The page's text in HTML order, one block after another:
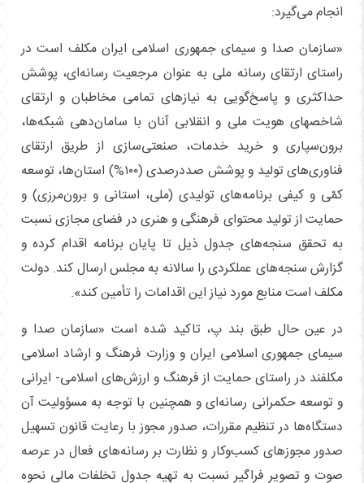
انجام می‌گیرد:
«سازمان صدا و سیمای جمهوری اسلامی ایران مکلف است در
راستای ارتقای رسانه ملی به عنوان مرجعیت رسانه‌ای، پوشش
حداکثری و پاسخ‌گویی به نیازهای تمامی مخاطبان و ارتقای
شاخصهای هویت ملی و انقلابی آنان با سامان‌دهی شبکه‌ها،
برون‌سپاری و خرید خدمات، صنعتی‌سازی از طریق ارتقای
فناوری‌های تولید و پوشش صددرصدی (۱۰۰%) استان‌ها، توسعه
کمّی و کیفی برنامه‌های تولیدی (ملی، استانی و برون‌مرزی) و
حمایت از تولید محتوای فرهنگی و هنری در فضای مجازی نسبت
به تحقق سنجه‌های جدول ذیل تا پایان برنامه اقدام کرده و
گزارش سنجه‌های عملکردی را سالانه به مجلس ارسال کند. دولت
مکلف است منابع مورد نیاز این اقدامات را تأمین کند».
در عین حال طبق بند پ، تاکید شده است «سازمان صدا و
سیمای جمهوری اسلامی ایران و وزارت فرهنگ و ارشاد اسلامی
مکلفند در راستای حمایت از فرهنگ و ارزش‌های اسلامی- ایرانی
و توسعه حکمرانی رسانه‌ای و همچنین با توجه به مسؤولیت آن
دستگاه‌ها در تنظیم مقررات، صدور مجوز با رعایت قانون تسهیل
صدور مجوزهای کسب‌وکار و نظارت بر رسانه‌های فعال در عرصه
صوت و تصویر فراگیر نسبت به تهیه جدول تخلفات مالی نحوه